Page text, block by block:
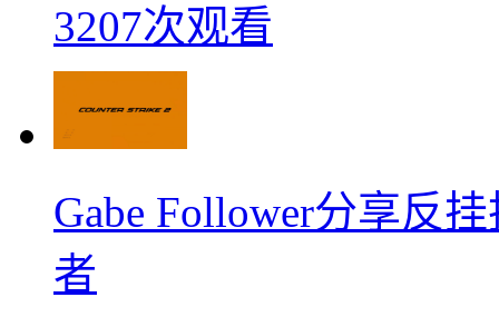
3207次观看
Gabe Follower分享反
者